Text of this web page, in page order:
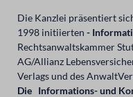
Die Kanzlei präsentiert
1998 initiierten -
Rechtsanwaltskammer
AG/Allianz
Verlags und des
Die Informations- und